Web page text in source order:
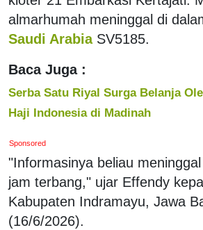
almarhumah meninggal di
Saudi Arabia SV5185.
Baca Juga :
Serba Satu Riyal Surga Belanja
Haji Indonesia di Madinah
Sponsored
"Informasinya beliau
jam terbang," ujar Effendy
Kabupaten Indramayu, Jawa
(16/6/2026).